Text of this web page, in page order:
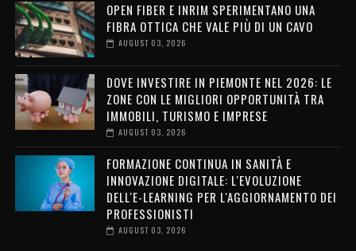
OPEN FIBER E INRIM SPERIMENTANO UNA
FIBRA OTTICA CHE VALE PIÙ DI UN CAVO
AUGUST 03, 2026
DOVE INVESTIRE IN PIEMONTE NEL 2026: LE
ZONE CON LE MIGLIORI OPPORTUNITÀ TRA
IMMOBILI, TURISMO E IMPRESE
AUGUST 03, 2026
FORMAZIONE CONTINUA IN SANITÀ E
INNOVAZIONE DIGITALE: L'EVOLUZIONE
DELL'E-LEARNING PER L'AGGIORNAMENTO DEI
PROFESSIONISTI
AUGUST 03, 2026